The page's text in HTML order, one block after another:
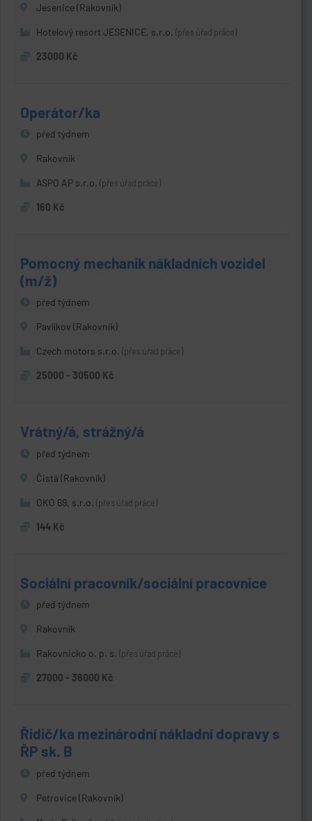
Jesenice (Rakovník)
Hotelový resort JESENICE, s.r.o. (přes úřad práce)
23000 Kč
Operátor/ka
před týdnem
Rakovník
ASPO AP s.r.o. (přes úřad práce)
160 Kč
Pomocný mechanik nákladních vozidel
(m/ž)
před týdnem
Pavlíkov (Rakovník)
Czech motors s.r.o. (přes úřad práce)
25000 - 30500 Kč
Vrátný/á, strážný/á
před týdnem
Čistá (Rakovník)
OKO 69, s.r.o. (přes úřad práce)
144 Kč
Sociální pracovník/sociální pracovnice
před týdnem
Rakovník
Rakovnicko o. p. s. (přes úřad práce)
27000 - 38000 Kč
Řidič/ka mezinárodní nákladní dopravy s
ŘP sk. B
před týdnem
Petrovice (Rakovník)